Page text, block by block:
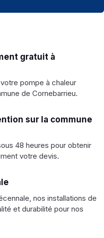
gratuit à
pompe à chaleur
de Cornebarrieu.
sur la commune
48 heures pour obtenir
votre devis.
nos installations de
et durabilité pour nos